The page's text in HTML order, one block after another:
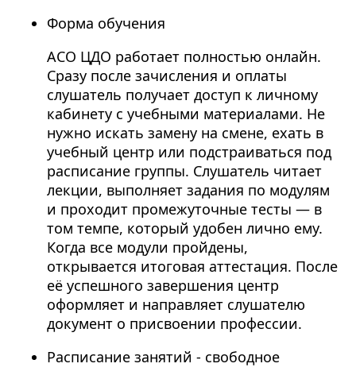
Форма обучения
АСО ЦДО работает полностью онлайн.
Сразу после зачисления и оплаты
слушатель получает доступ к личному
кабинету с учебными материалами. Не
нужно искать замену на смене, ехать в
учебный центр или подстраиваться под
расписание группы. Слушатель читает
лекции, выполняет задания по модулям
и проходит промежуточные тесты — в
том темпе, который удобен лично ему.
Когда все модули пройдены,
открывается итоговая аттестация. После
её успешного завершения центр
оформляет и направляет слушателю
документ о присвоении профессии.
Расписание занятий - свободное